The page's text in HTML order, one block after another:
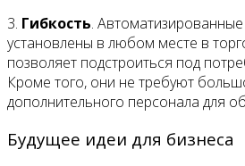
3. Гибкость.
установлены в любом месте в
позволяет подстроиться под
Кроме того, они не требуют
дополнительного персонала для
Будущее идеи для бизнеса